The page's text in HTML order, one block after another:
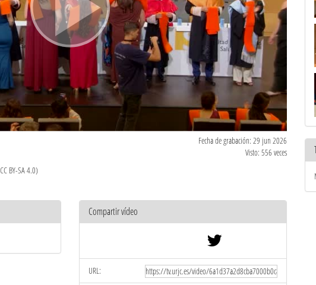
Fecha de grabación: 29 jun 2026
Visto: 556 veces
BY-SA 4.0)
Compartir vídeo
URL: